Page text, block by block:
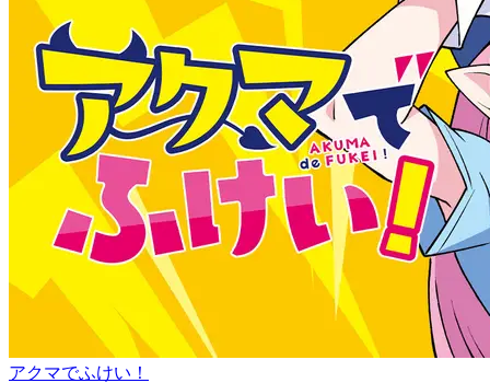
アクマでふけい！